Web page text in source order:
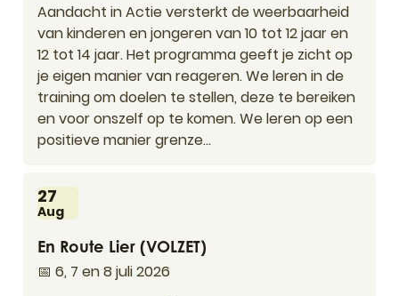
Aandacht in Actie versterkt de weerbaarheid
van kinderen en jongeren van 10 tot 12 jaar en
12 tot 14 jaar. Het programma geeft je zicht op
je eigen manier van reageren. We leren in de
training om doelen te stellen, deze te bereiken
en voor onszelf op te komen. We leren op een
positieve manier grenze...
Do
27
Aug
En Route Lier (VOLZET)
📅 6, 7 en 8 juli 2026